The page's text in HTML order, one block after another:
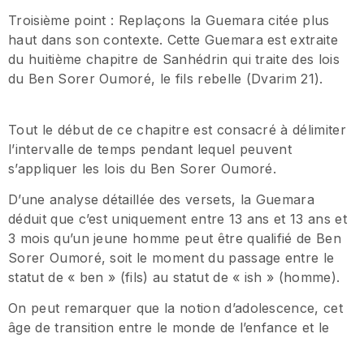
Troisième point : Replaçons la Guemara citée plus
haut dans son contexte. Cette Guemara est extraite
du huitième chapitre de Sanhédrin qui traite des lois
du Ben Sorer Oumoré, le fils rebelle (Dvarim 21).
Tout le début de ce chapitre est consacré à délimiter
l’intervalle de temps pendant lequel peuvent
s’appliquer les lois du Ben Sorer Oumoré.
D’une analyse détaillée des versets, la Guemara
déduit que c’est uniquement entre 13 ans et 13 ans et
3 mois qu’un jeune homme peut être qualifié de Ben
Sorer Oumoré, soit le moment du passage entre le
statut de « ben » (fils) au statut de « ish » (homme).
On peut remarquer que la notion d’adolescence, cet
âge de transition entre le monde de l’enfance et le